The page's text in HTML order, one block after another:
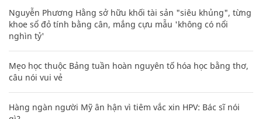
Nguyễn Phương Hằng sở hữu khối tài sản "siêu khủng", từng
khoe sổ đỏ tính bằng cân, mắng cựu mẫu 'không có nổi
nghìn tỷ'
Mẹo học thuộc Bảng tuần hoàn nguyên tố hóa học bằng thơ,
câu nói vui vẻ
Hàng ngàn người Mỹ ân hận vì tiêm vắc xin HPV: Bác sĩ nói